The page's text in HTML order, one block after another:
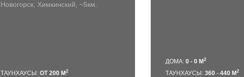
Новогорск, Химкинский, ~5км.
ТАУНХАУСЫ: ОТ 200 М 2
ДОМА: 0 - 0 М 2
ТАУНХАУСЫ: 360 - 440 М 2